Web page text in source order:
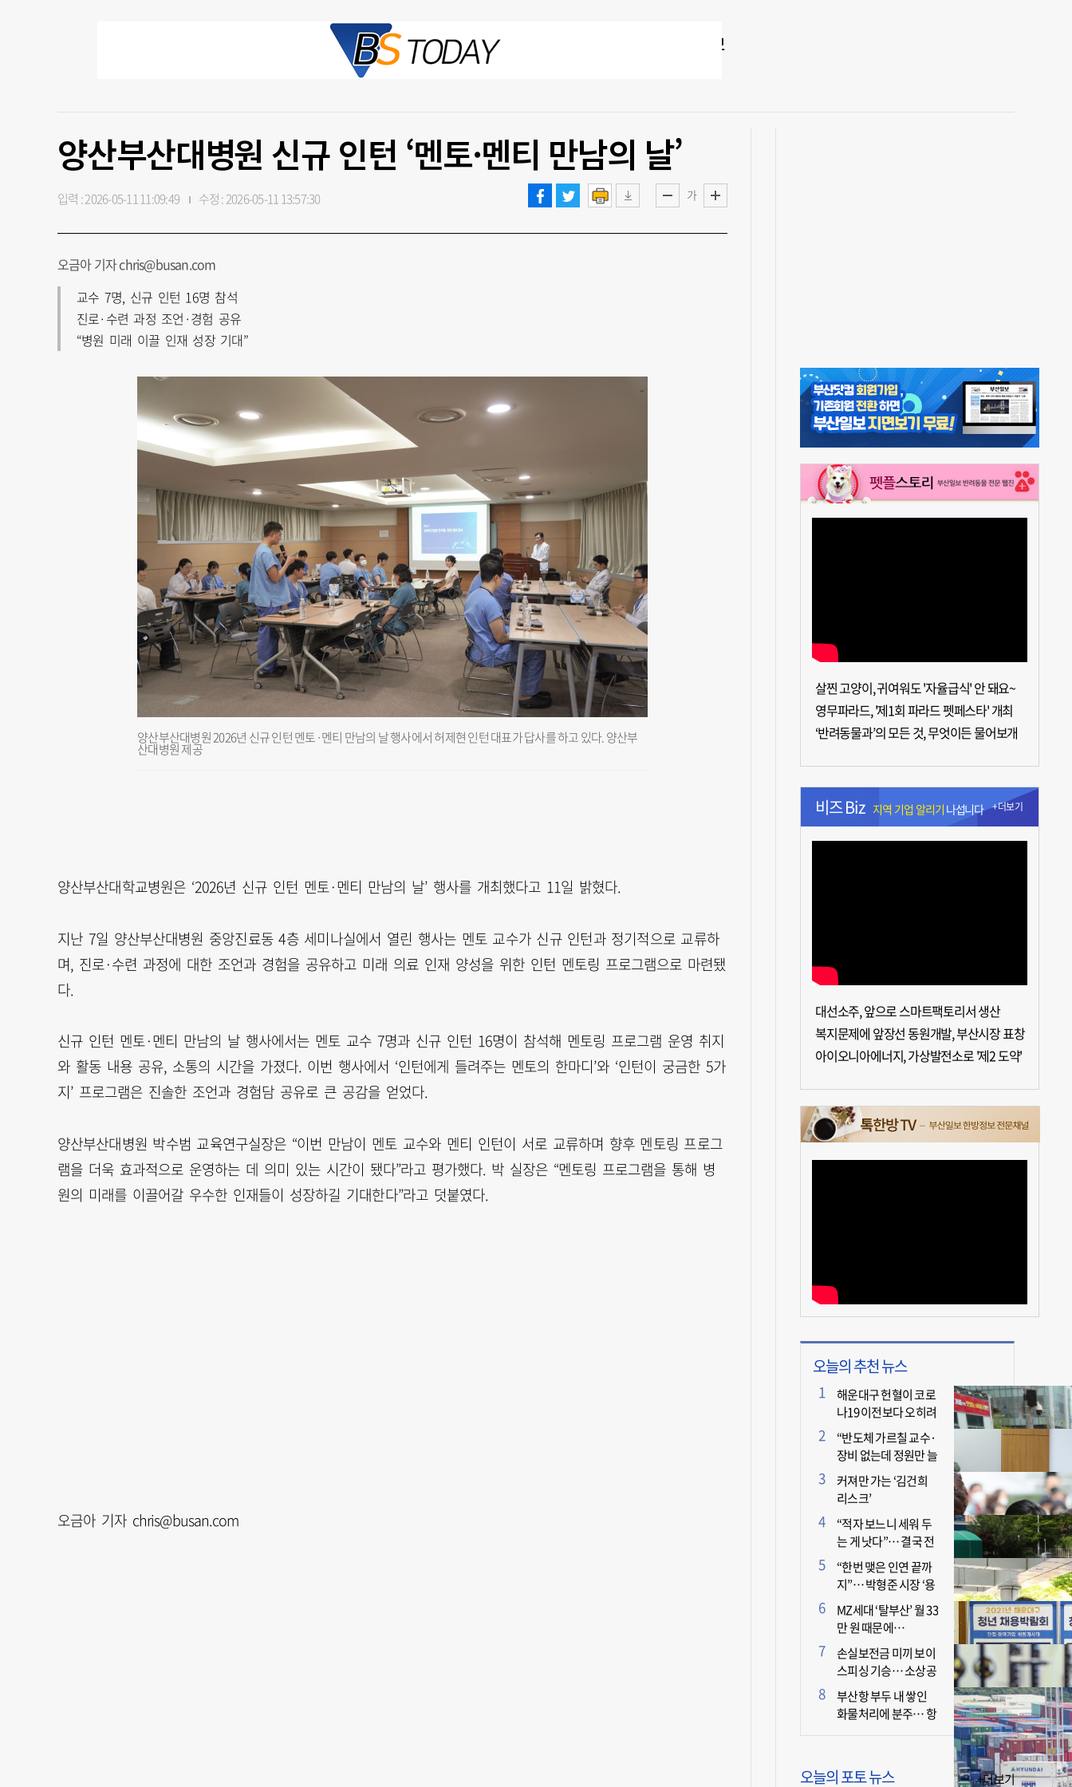
양산부산대병원 신규 인턴 ‘멘토·멘티 만남의 날’
가
입력 : 2026-05-11 11:09:49 수정 : 2026-05-11 13:57:30
오금아 기자 chris@busan.com
교수 7명, 신규 인턴 16명 참석
진로·수련 과정 조언·경험 공유
“병원 미래 이끌 인재 성장 기대”
양산부산대병원 2026년 신규 인턴 멘토·멘티 만남의 날 행사에서 허제현 인턴 대표가 답사를 하고 있다. 양산부
산대병원 제공
양산부산대학교병원은 ‘2026년 신규 인턴 멘토·멘티 만남의 날’ 행사를 개최했다고 11일 밝혔다.
지난 7일 양산부산대병원 중앙진료동 4층 세미나실에서 열린 행사는 멘토 교수가 신규 인턴과 정기적으로 교류하
며, 진로·수련 과정에 대한 조언과 경험을 공유하고 미래 의료 인재 양성을 위한 인턴 멘토링 프로그램으로 마련됐
다.
신규 인턴 멘토·멘티 만남의 날 행사에서는 멘토 교수 7명과 신규 인턴 16명이 참석해 멘토링 프로그램 운영 취지
와 활동 내용 공유, 소통의 시간을 가졌다. 이번 행사에서 ‘인턴에게 들려주는 멘토의 한마디’와 ‘인턴이 궁금한 5가
지’ 프로그램은 진솔한 조언과 경험담 공유로 큰 공감을 얻었다.
양산부산대병원 박수범 교육연구실장은 “이번 만남이 멘토 교수와 멘티 인턴이 서로 교류하며 향후 멘토링 프로그
램을 더욱 효과적으로 운영하는 데 의미 있는 시간이 됐다”라고 평가했다. 박 실장은 “멘토링 프로그램을 통해 병
원의 미래를 이끌어갈 우수한 인재들이 성장하길 기대한다”라고 덧붙였다.
오금아 기자 chris@busan.com
살찐 고양이, 귀여워도 '자율급식' 안 돼요~
영무파라드, '제1회 파라드 펫페스타' 개최
‘반려동물과’의 모든 것, 무엇이든 물어보개
비즈 Biz 지역 기업 알리기 나섭니다 +더보기
대선소주, 앞으로 스마트팩토리서 생산
복지문제에 앞장선 동원개발, 부산시장 표창
아이오니아에너지, 가상발전소로 '제2 도약'
오늘의 추천 뉴스
해운대구 헌혈이 코로
나19 이전보다 오히려
더 늘어난 이유는?
“반도체 가르칠 교수·
장비 없는데 정원만 늘
리면 뭐 하나”
커져만 가는 ‘김건희
리스크’
“적자 보느니 세워 두
는 게 낫다”… 결국 전
면 휴업 선언한 택시회
사
“한번 맺은 인연 끝까
지”… 박형준 시장 ‘용
인술’ 주목
MZ세대 ‘탈부산’ 월 33
만 원 때문에…
손실보전금 미끼 보이
스피싱 기승… 소상공
인 두 번 운다
부산항 부두 내 쌓인
화물처리에 분주… 항
오늘의 포토 뉴스 +더보기